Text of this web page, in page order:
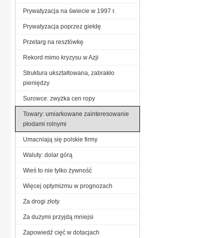
Prywatyzacja na świecie w 1997 r.
Prywatyzacja poprzez giełdę
Przetarg na resztówkę
Rekord mimo kryzysu w Azji
Struktura ukształtowana, zabrakło
pieniędzy
Surowce: zwyżka cen ropy
Towary: umiarkowane zainteresowanie
płodami rolnymi
Umacniają się polskie firmy
Waluty: dolar górą
Wieś to nie tylko żywność
Więcej optymizmu w prognozach
Za drogi złoty
Za dużymi przyjdą mniejsi
Zapowiedź cięć w dotacjach